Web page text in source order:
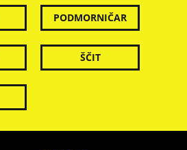
PODMORNIČAR
ŠČIT